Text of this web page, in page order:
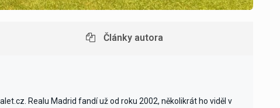
Články autora
Realu Madrid fandí už od roku 2002, několikrát ho viděl v